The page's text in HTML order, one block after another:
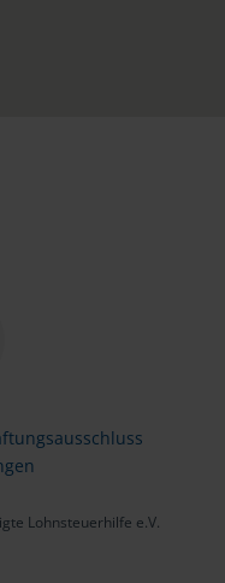
Lohnsteuerhilfe e.V.